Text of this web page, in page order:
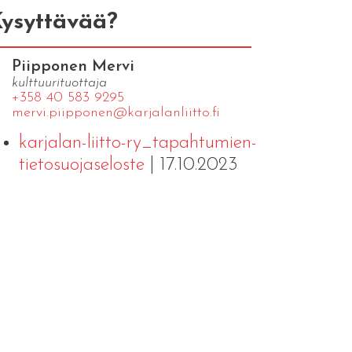
Piipponen Mervi
kulttuurituottaja
+358 40 583 9295
mervi.​piipponen@​kar​jala​nlii​tto.​fi
karjalan-liitto-ry_tapahtumien-
tietosuojaseloste| 17.10.2023